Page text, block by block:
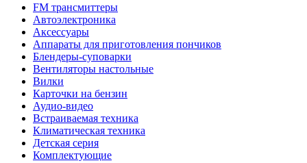
FM трансмиттеры
Автоэлектроника
Аксессуары
Аппараты для приготовления пончиков
Блендеры-суповарки
Вентиляторы настольные
Вилки
Карточки на бензин
Аудио-видео
Встраиваемая техника
Климатическая техника
Детская серия
Комплектующие